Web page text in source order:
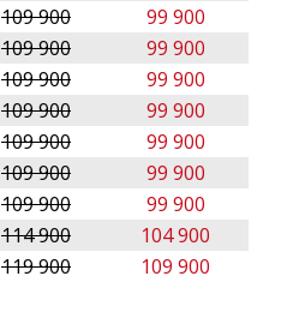
109 900
99 900
109 900
99 900
109 900
99 900
109 900
99 900
109 900
99 900
109 900
99 900
109 900
99 900
114 900
104 900
119 900 109 900